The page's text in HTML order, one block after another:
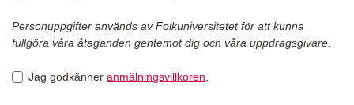
Personuppgifter används av Folkuniversitetet för att kunna
fullgöra våra åtaganden gentemot dig och våra uppdragsgivare.
Jag godkänneranmälningsvillkoren